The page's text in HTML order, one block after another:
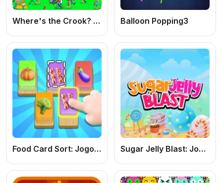
Where's the Crook? – Jogo de Objetos Escondidos Online Grátis Balloon Popping3
Food Card Sort: Jogo de Puzzle Online Grátis de Organizar Cartas e Testar Memória Sugar Jelly Blast: Jogo de Puzzle Online Grátis de Combinar Doces e Jujubas